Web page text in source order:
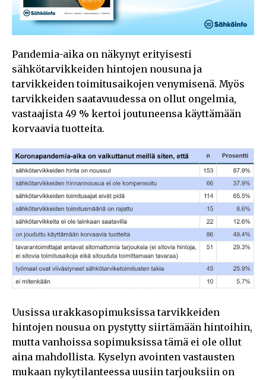
Pandemia-aika on näkynyt erityisesti
sähkötarvikkeiden hintojen nousuna ja
tarvikkeiden toimitusaikojen venymisenä. Myös
tarvikkeiden saatavuudessa on ollut ongelmia,
vastaajista 49 % kertoi joutuneensa käyttämään
korvaavia tuotteita.
Uusissa urakkasopimuksissa tarvikkeiden
hintojen nousua on pystytty siirtämään hintoihin,
mutta vanhoissa sopimuksissa tämä ei ole ollut
aina mahdollista. Kyselyn avointen vastausten
mukaan nykytilanteessa uusiin tarjouksiin on